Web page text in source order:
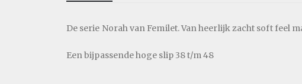
De serie Norah van Femilet. Van heerlijk zacht soft feel
Een bijpassende hoge slip 38 t/m 48